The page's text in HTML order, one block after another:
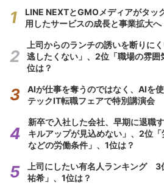
LINE NEXTとGMOメディアがタ
用したサービスの成長と事業拡大へ
上司からのランチの誘いを断り
逃したくない」、2位「職場の雰囲
位は？
AIが仕事を奪うのではなく、AIを
テックIT転職フェアで特別講演会
新卒で入社した会社、早期に退職
キルアップが見込めない」、2位
などの労働条件」、1位は？
上司にしたい有名人ランキング
祐希」、1位は？